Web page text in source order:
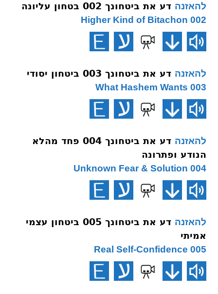
להאזנה דע את ביטחונך 002 בטחון עליונה
002 Higher Kind of Bitachon
להאזנה דע את ביטחונך 003 ביטחון יסודי
003 What Hashem Wants
להאזנה
דע את ביטחונך 004 פחד מהלא
הנודע ופתרונה
004 Unknown Fear & Solution
להאזנה
דע את ביטחונך 005 ביטחון עצמי
אמיתי
005 Real Self-Confidence